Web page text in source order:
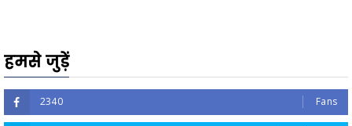
हमसे जुड़ें
2340 Fans